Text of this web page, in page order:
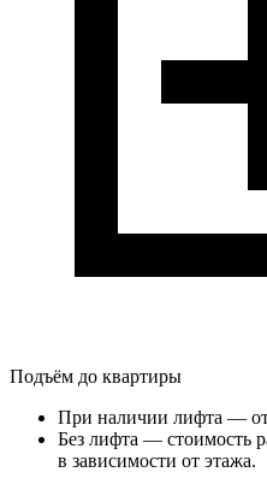
Подъём до квартиры
При наличии лифта — от
Без лифта — стоимость
в зависимости от этажа.